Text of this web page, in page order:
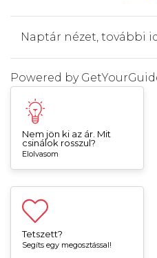
Naptár nézet, további
Powered by
Nem jön ki az ár. Mit
csinálok rosszul?
Elolvasom
Tetszett?
Segíts egy megosztással!